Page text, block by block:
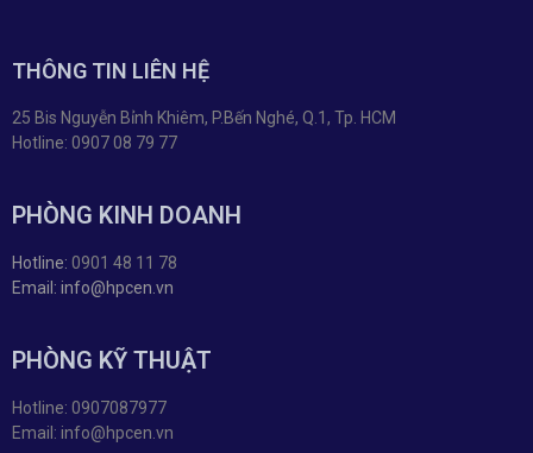
THÔNG TIN LIÊN HỆ
25 Bis Nguyễn Bỉnh Khiêm, P.Bến Nghé, Q.1, Tp. HCM
Hotline: 0907 08 79 77
PHÒNG KINH DOANH
Hotline: 0901 48 11 78
Email: info@hpcen.vn
PHÒNG KỸ THUẬT
Hotline: 0907087977
Email: info@hpcen.vn